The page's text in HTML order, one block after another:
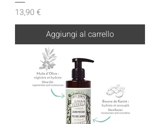
Prezzo
13,90 €
Aggiungi al carrello